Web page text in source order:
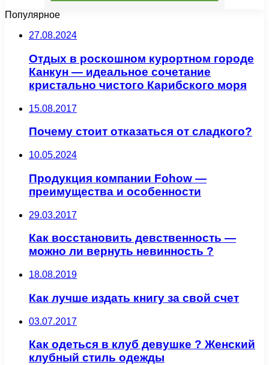
Популярное
27.08.2024
Отдых в роскошном курортном городе
Канкун — идеальное сочетание
кристально чистого Карибского моря
15.08.2017
Почему стоит отказаться от сладкого?
10.05.2024
Продукция компании Fohow —
преимущества и особенности
29.03.2017
Как восстановить девственность —
можно ли вернуть невинность ?
18.08.2019
Как лучше издать книгу за свой счет
03.07.2017
Как одеться в клуб девушке ? Женский
клубный стиль одежды